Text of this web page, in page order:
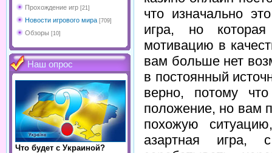
Прохождение игр [21]
Новости игрового мира [709]
Обзоры [10]
Наш опрос
Что будет с Украиной?
что изначально
игра, но
мотивацию в
вам больше нет
в постоянный
верно, потому
положение, но вам
похожую
азартная